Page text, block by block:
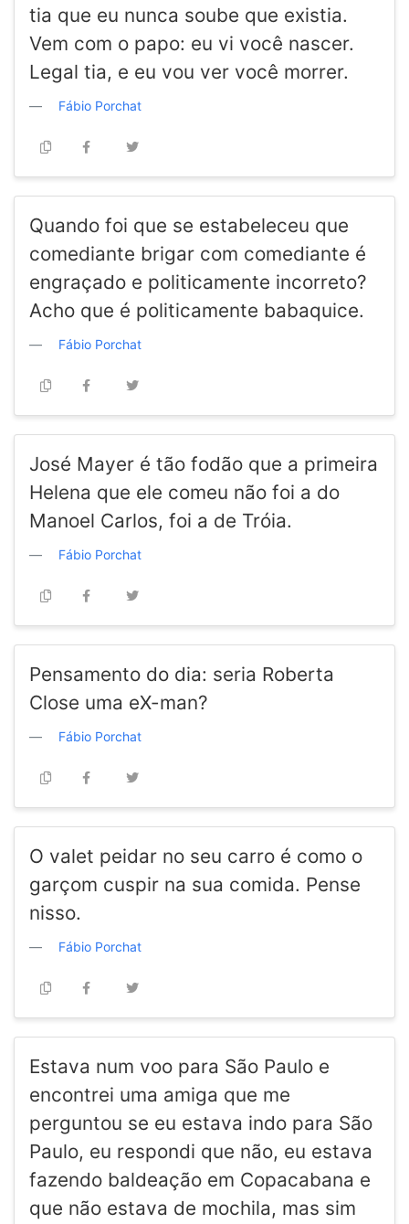
tia que eu nunca soube que existia.
Vem com o papo: eu vi você nascer.
Legal tia, e eu vou ver você morrer.
Fábio Porchat
Quando foi que se estabeleceu que
comediante brigar com comediante é
engraçado e politicamente incorreto?
Acho que é politicamente babaquice.
Fábio Porchat
José Mayer é tão fodão que a primeira
Helena que ele comeu não foi a do
Manoel Carlos, foi a de Tróia.
Fábio Porchat
Pensamento do dia: seria Roberta
Close uma eX-man?
Fábio Porchat
O valet peidar no seu carro é como o
garçom cuspir na sua comida. Pense
nisso.
Fábio Porchat
Estava num voo para São Paulo e
encontrei uma amiga que me
perguntou se eu estava indo para São
Paulo, eu respondi que não, eu estava
fazendo baldeação em Copacabana e
que não estava de mochila, mas sim